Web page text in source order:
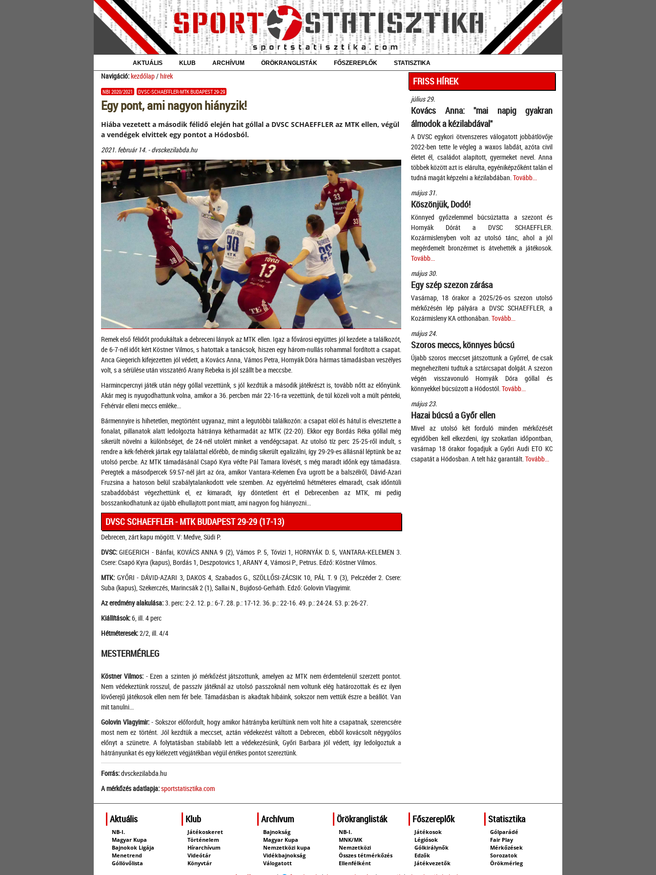
AKTUÁLIS KLUB ARCHÍVUM ÖRÖKRANGLISTÁK FŐSZEREPLŐK STATISZTIKA
Navigáció:kezdőlap/hírek
NBI 2020/2021 DVSC-SCHAEFFLER-MTK BUDAPEST 29-29
Egy pont, ami nagyon hiányzik!
Hiába vezetett a második félidő elején hat góllal a DVSC SCHAEFFLER az MTK ellen, végül
a vendégek elvittek egy pontot a Hódosból.
2021. február 14. - dvsckezilabda.hu
Remek első félidőt produkáltak a debreceni lányok az MTK ellen. Igaz a fővárosi együttes jól kezdete a találkozót,
de 6-7-nél időt kért Köstner Vilmos, s hatottak a tanácsok, hiszen egy három-nullás rohammal fordított a csapat.
Anca Giegerich kifejezetten jól védett, a Kovács Anna, Vámos Petra, Hornyák Dóra hármas támadásban veszélyes
volt, s a sérülése után visszatérő Arany Rebeka is jól szállt be a meccsbe.
Harmincpercnyi játék után négy góllal vezettünk, s jól kezdtük a második játékrészt is, tovább nőtt az előnyünk.
Akár meg is nyugodhattunk volna, amikor a 36. percben már 22-16-ra vezettünk, de túl közeli volt a múlt pénteki,
Fehérvár elleni meccs emléke...
Bármennyire is hihetetlen, megtörtént ugyanaz, mint a legutóbbi találkozón: a csapat elöl és hátul is elvesztette a
fonalat, pillanatok alatt ledolgozta hátránya kétharmadát az MTK (22-20). Ekkor egy Bordás Réka góllal még
sikerült növelni a különbséget, de 24-nél utolért minket a vendégcsapat. Az utolsó tíz perc 25-25-ről indult, s
rendre a kék-fehérek jártak egy találattal előrébb, de mindig sikerült egalizálni, így 29-29-es állásnál léptünk be az
utolsó percbe. Az MTK támadásánál Csapó Kyra védte Pál Tamara lövését, s még maradt időnk egy támadásra.
Peregtek a másodpercek 59:57-nél járt az óra, amikor Vantara-Kelemen Éva ugrott be a balszélről, Dávid-Azari
Fruzsina a hatoson belül szabálytalankodott vele szemben. Az egyértelmű hétméteres elmaradt, csak időntúli
szabaddobást végezhettünk el, ez kimaradt, így döntetlent ért el Debrecenben az MTK, mi pedig
bosszankodhatunk az újabb elhullajtott pont miatt, ami nagyon fog hiányozni...
DVSC SCHAEFFLER - MTK BUDAPEST 29-29 (17-13)
Debrecen, zárt kapu mögött. V: Medve, Südi P.
DVSC: GIEGERICH - Bánfai, KOVÁCS ANNA 9 (2), Vámos P. 5, Tóvizi 1, HORNYÁK D. 5, VANTARA-KELEMEN 3.
Csere: Csapó Kyra (kapus), Bordás 1, Deszpotovics 1, ARANY 4, Vámosi P., Petrus. Edző: Köstner Vilmos.
MTK: GYŐRI - DÁVID-AZARI 3, DAKOS 4, Szabados G., SZÖLLŐSI-ZÁCSIK 10, PÁL T. 9 (3), Pelczéder 2. Csere:
Suba (kapus), Szekerczés, Marincsák 2 (1), Sallai N., Bujdosó-Gerháth. Edző: Golovin Vlagyimir.
Az eredmény alakulása:3. perc: 2-2. 12. p.: 6-7. 28. p.: 17-12. 36. p.: 22-16. 49. p.: 24-24. 53. p: 26-27.
Kiállítások:6, ill. 4 perc
Hétméteresek:2/2, ill. 4/4
MESTERMÉRLEG
Köstner Vilmos:- Ezen a szinten jó mérkőzést játszottunk, amelyen az MTK nem érdemtelenül szerzett pontot.
Nem védekeztünk rosszul, de passzív játéknál az utolsó passzoknál nem voltunk elég határozottak és ez ilyen
lövőerejű játékosok ellen nem fér bele. Támadásban is akadtak hibáink, sokszor nem vettük észre a beállót. Van
mit tanulni...
Golovin Vlagyimir:- Sokszor előfordult, hogy amikor hátrányba kerültünk nem volt hite a csapatnak, szerencsére
most nem ez történt. Jól kezdtük a meccset, aztán védekezést váltott a Debrecen, ebből kovácsolt négygólos
előnyt a szünetre. A folytatásban stabilabb lett a védekezésünk, Győri Barbara jól védett, így ledolgoztuk a
hátrányunkat és egy kiélezett végjátékban végül értékes pontot szereztünk.
Forrás:dvsckezilabda.hu
A mérkőzés adatlapja:sportstatisztika.com
FRISS HÍREK
július 29.
Kovács Anna: "mai napig gyakran
álmodok a kézilabdával"
A DVSC egykori ötvenszeres válogatott jobbátlövője
2022-ben tette le végleg a waxos labdát, azóta civil
életet él, családot alapított, gyermeket nevel. Anna
többek között azt is elárulta, egyéniképzőként talán el
tudná magát képzelni a kézilabdában.Tovább...
május 31.
Köszönjük, Dodó!
Könnyed győzelemmel búcsúztatta a szezont és
Hornyák Dórát a DVSC SCHAEFFLER.
Kozármislenyben volt az utolsó tánc, ahol a jól
megérdemelt bronzérmet is átvehették a játékosok.
Tovább...
május 30.
Egy szép szezon zárása
Vasárnap, 18 órakor a 2025/26-os szezon utolsó
mérkőzésén lép pályára a DVSC SCHAEFFLER, a
Kozármisleny KA otthonában.Tovább...
május 24.
Szoros meccs, könnyes búcsú
Újabb szoros meccset játszottunk a Győrrel, de csak
megnehezíteni tudtuk a sztárcsapat dolgát. A szezon
végén visszavonuló Hornyák Dóra góllal és
könnyekkel búcsúzott a Hódostól.Tovább...
május 23.
Hazai búcsú a Győr ellen
Mivel az utolsó két forduló minden mérkőzését
egyidőben kell elkezdeni, így szokatlan időpontban,
vasárnap 18 órakor fogadjuk a Győri Audi ETO KC
csapatát a Hódosban. A telt ház garantált.Tovább...
Aktuális
NB-I.
Magyar Kupa
Bajnokok Ligája
Menetrend
Góllövőlista
Klub
Játékoskeret
Történelem
Hírarchívum
Videótár
Könyvtár
Archívum
Bajnokság
Magyar Kupa
Nemzetközi kupa
Vidékbajnokság
Válogatott
Örökranglisták
NB-I.
MNK/MK
Nemzetközi
Összes tétmérkőzés
Ellenfélként
Főszereplők
Játékosok
Légiósok
Gólkirálynők
Edzők
Játékvezetők
Statisztika
Gólparádé
Fair Play
Mérkőzések
Sorozatok
Örökmérleg